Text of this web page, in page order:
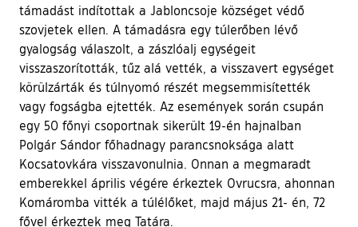
támadást indítottak a Jabloncsoje községet védő
szovjetek ellen. A támadásra egy túlerőben lévő
gyalogság válaszolt, a zászlóalj egységeit
visszaszorították, tűz alá vették, a visszavert egységet
körülzárták és túlnyomó részét megsemmisítették
vagy fogságba ejtették. Az események során csupán
egy 50 főnyi csoportnak sikerült 19-én hajnalban
Polgár Sándor főhadnagy parancsnoksága alatt
Kocsatovkára visszavonulnia. Onnan a megmaradt
emberekkel április végére érkeztek Ovrucsra, ahonnan
Komáromba vitték a túlélőket, majd május 21- én, 72
fővel érkeztek meg Tatára.